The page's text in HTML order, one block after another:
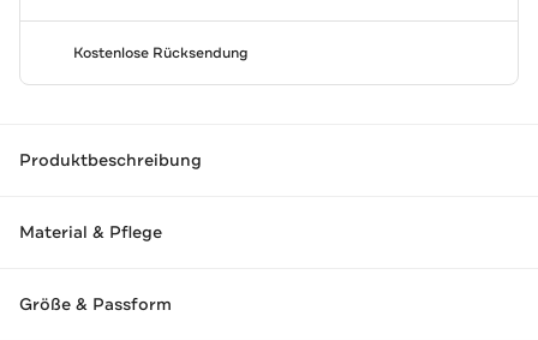
Kostenlose Rücksendung
Produktbeschreibung
Material & Pflege
Größe & Passform